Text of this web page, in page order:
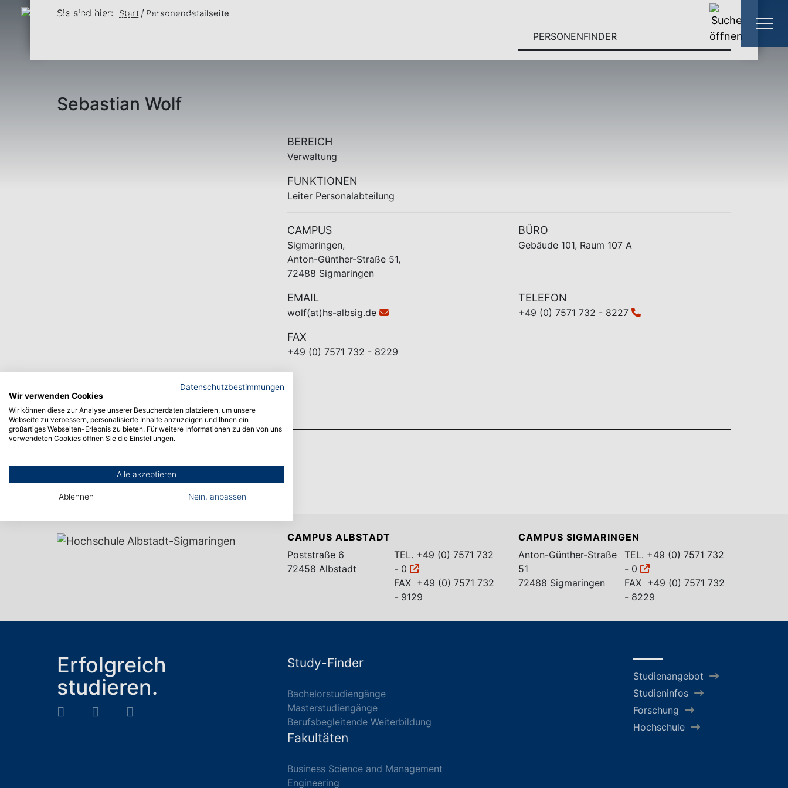
Sie sind hier: Start Personendetailseite
PERSONENFINDER
Sebastian Wolf
BEREICH
Verwaltung
FUNKTIONEN
Leiter Personalabteilung
CAMPUS
Sigmaringen,
Anton-Günther-Straße 51,
72488 Sigmaringen
BÜRO
Gebäude 101, Raum 107 A
EMAIL
wolf(at)hs-albsig.de
TELEFON
+49 (0) 7571 732 - 8227
FAX
+49 (0) 7571 732 - 8229
CAMPUS ALBSTADT
Poststraße 6
72458 Albstadt
TEL. +49 (0) 7571 732
- 0
FAX +49 (0) 7571 732
- 9129
CAMPUS SIGMARINGEN
Anton-Günther-Straße
51
72488 Sigmaringen
TEL. +49 (0) 7571 732
- 0
FAX +49 (0) 7571 732
- 8229
Erfolgreich
studieren.
Study-Finder
Bachelorstudiengänge
Masterstudiengänge
Berufsbegleitende Weiterbildung
Fakultäten
Business Science and Management
Engineering
Studienangebot
Studieninfos
Forschung
Hochschule
Datenschutzbestimmungen
Wir verwenden Cookies
Wir können diese zur Analyse unserer Besucherdaten platzieren, um unsere
Webseite zu verbessern, personalisierte Inhalte anzuzeigen und Ihnen ein
großartiges Webseiten-Erlebnis zu bieten. Für weitere Informationen zu den von uns
verwendeten Cookies öffnen Sie die Einstellungen.
Alle akzeptieren
Ablehnen Nein, anpassen